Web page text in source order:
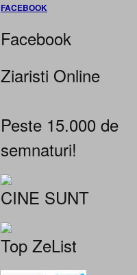
FACEBOOK
Facebook
Ziaristi Online
Peste 15.000 de
semnaturi!
CINE SUNT
Top ZeList